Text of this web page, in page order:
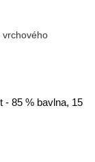
vrchového
- 85 % bavlna, 15